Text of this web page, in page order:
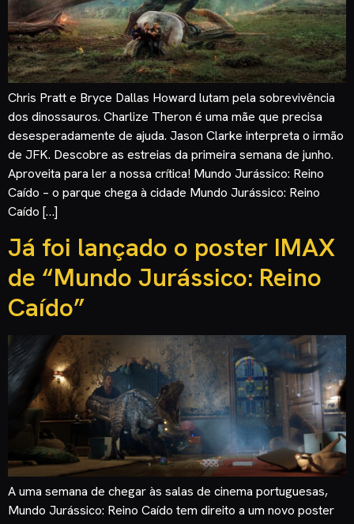
Chris Pratt e Bryce Dallas Howard lutam pela sobrevivência
dos dinossauros. Charlize Theron é uma mãe que precisa
desesperadamente de ajuda. Jason Clarke interpreta o irmão
de JFK. Descobre as estreias da primeira semana de junho.
Aproveita para ler a nossa crítica! Mundo Jurássico: Reino
Caído – o parque chega à cidade Mundo Jurássico: Reino
Caído […]
Já foi lançado o poster IMAX
de “Mundo Jurássico: Reino
Caído”
A uma semana de chegar às salas de cinema portuguesas,
Mundo Jurássico: Reino Caído tem direito a um novo poster